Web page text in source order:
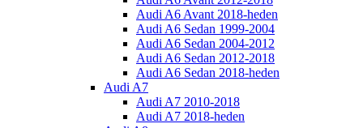
Audi A6 Avant 2018-heden
Audi A6 Sedan 1999-2004
Audi A6 Sedan 2004-2012
Audi A6 Sedan 2012-2018
Audi A6 Sedan 2018-heden
Audi A7
Audi A7 2010-2018
Audi A7 2018-heden